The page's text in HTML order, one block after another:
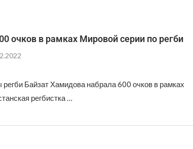
очков в рамках Мировой серии по регби
Байзат Хамидова набрала 600 очков в рамках
регбистка …